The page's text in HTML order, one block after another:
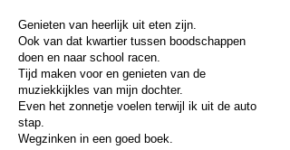
Genieten van heerlijk uit eten zijn.
Ook van dat kwartier tussen boodschappen
doen en naar school racen.
Tijd maken voor en genieten van de
muziekkijkles van mijn dochter.
Even het zonnetje voelen terwijl ik uit de auto
stap.
Wegzinken in een goed boek.